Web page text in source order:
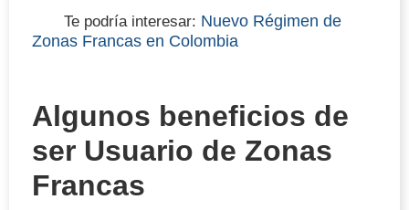
Te podría interesar: Nuevo Régimen de
Zonas Francas en Colombia
Algunos beneficios de
ser Usuario de Zonas
Francas